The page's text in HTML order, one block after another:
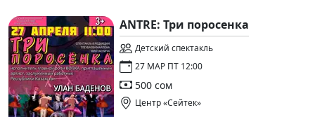
ANTRE: Три поросенка
Детский спектакль
27 МАР ПТ 12:00
500 сом
Центр «Сейтек»